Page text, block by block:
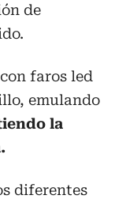
de
faros led
emulando
la
diferentes